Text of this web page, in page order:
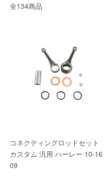
全134商品
コネクティングロッドセット
カスタム 汎用 ハーレー 10-16
09